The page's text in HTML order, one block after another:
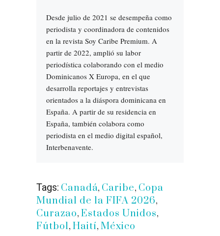
Desde julio de 2021 se desempeña como
periodista y coordinadora de contenidos
en la revista Soy Caribe Premium. A
partir de 2022, amplió su labor
periodística colaborando con el medio
Dominicanos X Europa, en el que
desarrolla reportajes y entrevistas
orientados a la diáspora dominicana en
España. A partir de su residencia en
España, también colabora como
periodista en el medio digital español,
Interbenavente.
Tags: Canadá, Caribe, Copa
Mundial de la FIFA 2026,
Curazao, Estados Unidos,
Fútbol, Haití, México